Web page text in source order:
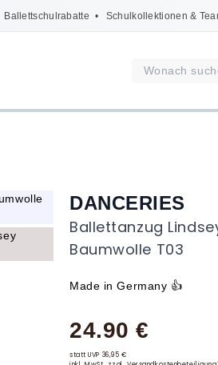
Ballettschulrabatte • Schulkollektionen &
DANCERIES
Ballettanzug
Baumwolle T03
Made in Germany 👍
24.90 €
statt UVP 36,95 €